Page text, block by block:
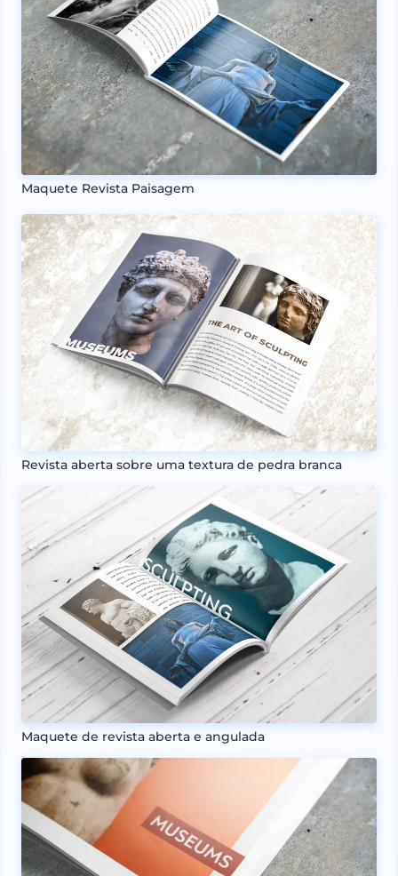
Maquete Revista Paisagem
Revista aberta sobre uma textura de pedra branca
Maquete de revista aberta e angulada